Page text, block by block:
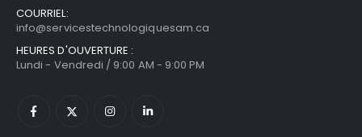
COURRIEL:
info@servicestechnologiquesam.ca
HEURES D'OUVERTURE :
Lundi - Vendredi / 9:00 AM - 9:00 PM